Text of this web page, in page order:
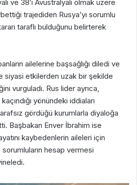
ve 38’i Avustralyalı olmak üzere
trajediden Rusya’yı sorumlu
taraflı bulduğunu belirterek
ailelerine başsağlığı diledi ve
siyasi etkilerden uzak bir şekilde
vurguladı. Rus lider ayrıca,
yönündeki iddiaları
gördüğü kurumlarla diyaloğa
Başbakan Enver İbrahim ise
kaybedenlerin aileleri için
hesap vermesi